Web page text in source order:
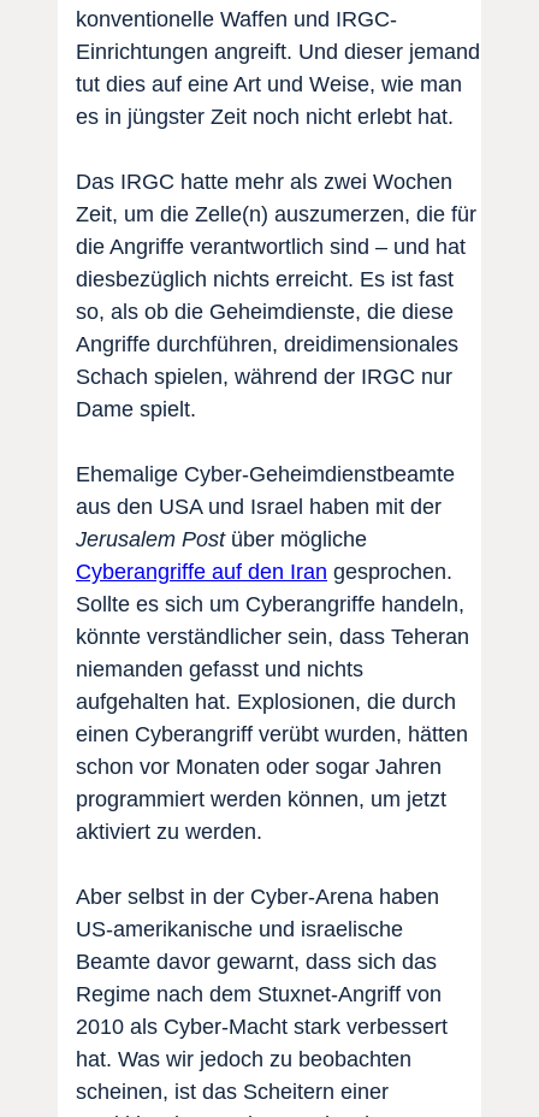
konventionelle Waffen und IRGC-
Einrichtungen angreift. Und dieser jemand
tut dies auf eine Art und Weise, wie man
es in jüngster Zeit noch nicht erlebt hat.
Das IRGC hatte mehr als zwei Wochen
Zeit, um die Zelle(n) auszumerzen, die für
die Angriffe verantwortlich sind – und hat
diesbezüglich nichts erreicht. Es ist fast
so, als ob die Geheimdienste, die diese
Angriffe durchführen, dreidimensionales
Schach spielen, während der IRGC nur
Dame spielt.
Ehemalige Cyber-Geheimdienstbeamte
aus den USA und Israel haben mit der
Jerusalem Postüber mögliche
Cyberangriffe auf den Iran gesprochen.
Sollte es sich um Cyberangriffe handeln,
könnte verständlicher sein, dass Teheran
niemanden gefasst und nichts
aufgehalten hat. Explosionen, die durch
einen Cyberangriff verübt wurden, hätten
schon vor Monaten oder sogar Jahren
programmiert werden können, um jetzt
aktiviert zu werden.
Aber selbst in der Cyber-Arena haben
US-amerikanische und israelische
Beamte davor gewarnt, dass sich das
Regime nach dem Stuxnet-Angriff von
2010 als Cyber-Macht stark verbessert
hat. Was wir jedoch zu beobachten
scheinen, ist das Scheitern einer